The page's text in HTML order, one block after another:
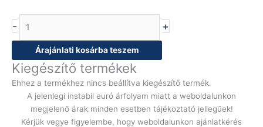
- +
Árajánlati kosárba teszem
Kiegészítő termékek
Ehhez a termékhez nincs beállítva kiegészítő termék.
A jelenlegi instabil euró árfolyam miatt a weboldalunkon
megjelenő árak minden esetben tájékoztató jellegűek!
Kérjük vegye figyelembe, hogy weboldalunkon ajánlatkérés